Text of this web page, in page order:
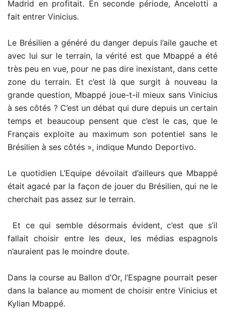
Madrid en profitait. En seconde période, Ancelotti a
fait entrer Vinicius.
Le Brésilien a généré du danger depuis l’aile gauche et
avec lui sur le terrain, la vérité est que Mbappé a été
très peu en vue, pour ne pas dire inexistant, dans cette
zone du terrain. Et c’est là que surgit à nouveau la
grande question, Mbappé joue-t-il mieux sans Vinicius
à ses côtés ? C’est un débat qui dure depuis un certain
temps et beaucoup pensent que c’est le cas, que le
Français exploite au maximum son potentiel sans le
Brésilien à ses côtés », indique Mundo Deportivo.
Le quotidien L’Equipe dévoilait d’ailleurs que Mbappé
était agacé par la façon de jouer du Brésilien, qui ne le
cherchait pas assez sur le terrain.
Et ce qui semble désormais évident, c’est que s’il
fallait choisir entre les deux, les médias espagnols
n’auraient pas le moindre doute.
Dans la course au Ballon d’Or, l’Espagne pourrait peser
dans la balance au moment de choisir entre Vinicius et
Kylian Mbappé.